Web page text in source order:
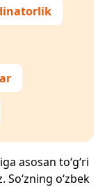
asosan to‘g‘ri
o‘zbek